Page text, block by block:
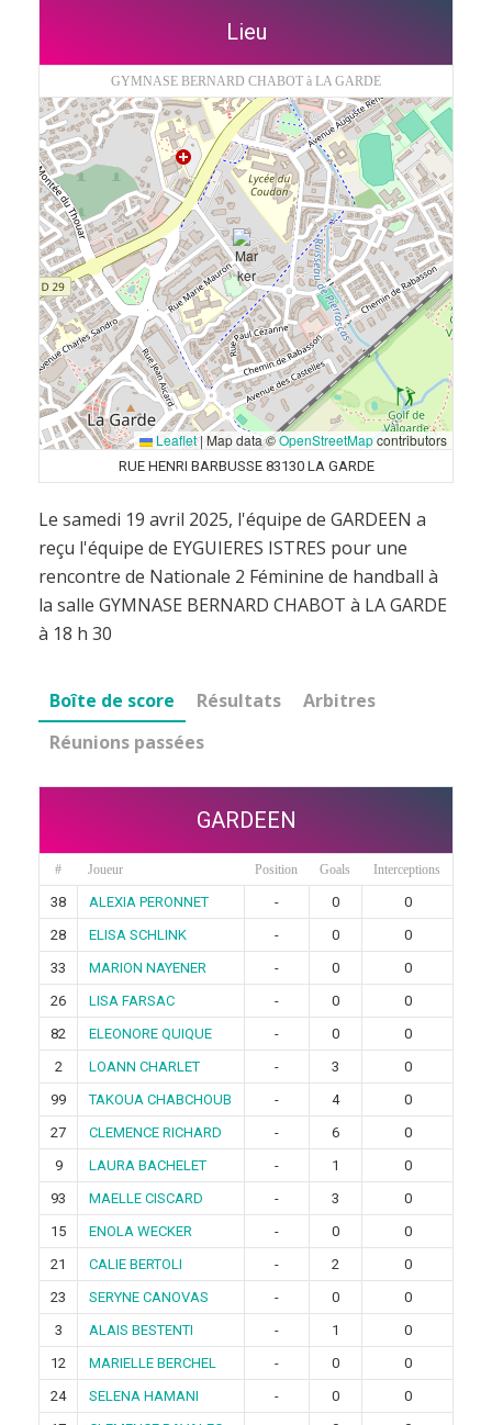
Lieu
GYMNASE BERNARD CHABOT à LA GARDE
Leaflet|Map data ©OpenStreetMapcontributors
RUE HENRI BARBUSSE 83130 LA GARDE
Le samedi 19 avril 2025, l'équipe de GARDEEN a
reçu l'équipe de EYGUIERES ISTRES pour une
rencontre de Nationale 2 Féminine de handball à
la salle GYMNASE BERNARD CHABOT à LA GARDE
à 18 h 30
Boîte de score Résultats
Arbitres
Réunions passées
GARDEEN
# Joueur Position Goals Interceptions
38 ALEXIA PERONNET - 0
0
28
ELISA SCHLINK - 0
0
33
MARION NAYENER - 0
0
26
LISA FARSAC - 0
0
82
ELEONORE QUIQUE - 0
0
2
LOANN CHARLET - 3
0
99
TAKOUA CHABCHOUB - 4
0
27
CLEMENCE RICHARD - 6
0
9
LAURA BACHELET - 1
0
93
MAELLE CISCARD - 3
0
15
ENOLA WECKER - 0
0
21
CALIE BERTOLI - 2
0
23
SERYNE CANOVAS - 0
0
3
ALAIS BESTENTI - 1
0
12
MARIELLE BERCHEL - 0
0
24
SELENA HAMANI - 0
0